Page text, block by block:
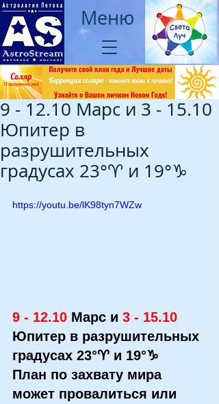
Меню
9 - 12.10 Марс и 3 - 15.10
Юпитер в
разрушительных
градусах 23°♈ и 19°♑
https://youtu.be/lK98tyn7WZw
9 - 12.10 Марс и 3 - 15.10
Юпитер в разрушительных
градусах 23°♈ и 19°♑
План по захвату мира
может провалиться или